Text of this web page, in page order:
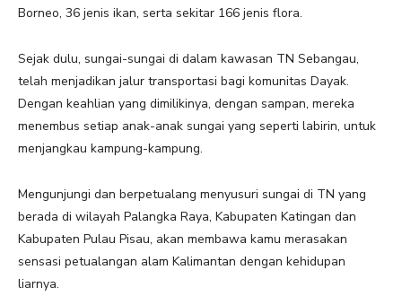
Borneo, 36 jenis ikan, serta sekitar 166 jenis flora.
Sejak dulu, sungai-sungai di dalam kawasan TN Sebangau,
telah menjadikan jalur transportasi bagi komunitas Dayak.
Dengan keahlian yang dimilikinya, dengan sampan, mereka
menembus setiap anak-anak sungai yang seperti labirin, untuk
menjangkau kampung-kampung.
Mengunjungi dan berpetualang menyusuri sungai di TN yang
berada di wilayah Palangka Raya, Kabupaten Katingan dan
Kabupaten Pulau Pisau, akan membawa kamu merasakan
sensasi petualangan alam Kalimantan dengan kehidupan
liarnya.